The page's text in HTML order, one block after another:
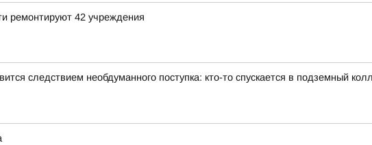
ремонтируют 42 учреждения
следствием необдуманного поступка: кто-то спускается в подземный